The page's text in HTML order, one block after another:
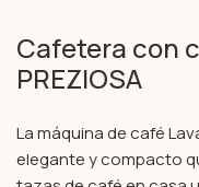
Cafetera con
PREZIOSA
La máquina de café
elegante y compacto